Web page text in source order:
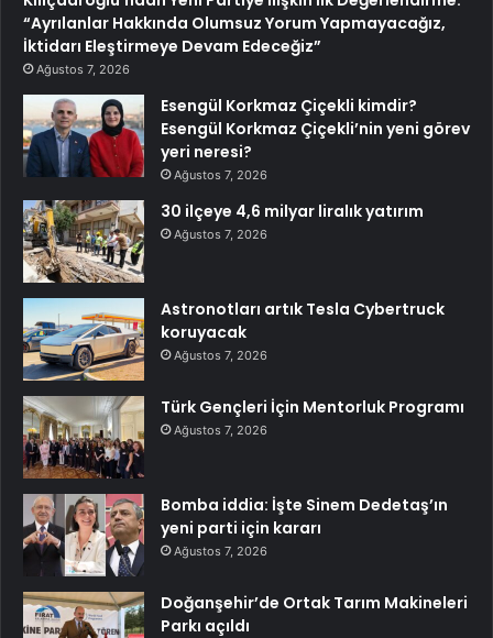
“Ayrılanlar Hakkında Olumsuz Yorum Yapmayacağız,
İktidarı Eleştirmeye Devam Edeceğiz”
Ağustos 7, 2026
Esengül Korkmaz Çiçekli kimdir?
Esengül Korkmaz Çiçekli’nin yeni görev
yeri neresi?
Ağustos 7, 2026
30 ilçeye 4,6 milyar liralık yatırım
Ağustos 7, 2026
Astronotları artık Tesla Cybertruck
koruyacak
Ağustos 7, 2026
Türk Gençleri İçin Mentorluk Programı
Ağustos 7, 2026
Bomba iddia: İşte Sinem Dedetaş’ın
yeni parti için kararı
Ağustos 7, 2026
Doğanşehir’de Ortak Tarım Makineleri
Parkı açıldı